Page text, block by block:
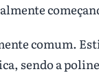
comum.
sendo a